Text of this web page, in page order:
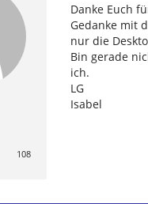
108
Danke Euch
Gedanke mit
nur die
Bin gerade
ich.
LG
Isabel